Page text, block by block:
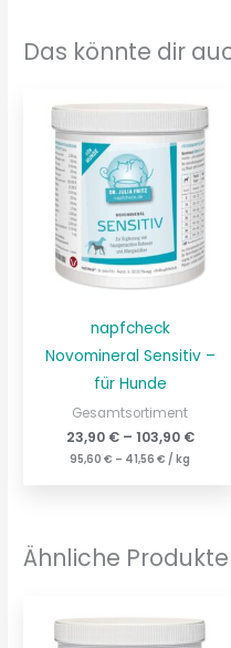
Das könnte dir
napfcheck
Novomineral Sensitiv –
für Hunde
Gesamtsortiment
23,90 €– 103,90 €
95,60€ – 41,56€ / kg
Ähnliche Produkte